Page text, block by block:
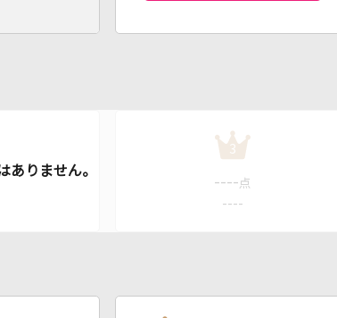
3
---- 点
----